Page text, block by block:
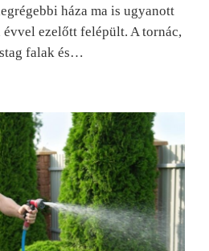
háza ma is ugyanott
ezelőtt felépült. A tornác,
falak és…